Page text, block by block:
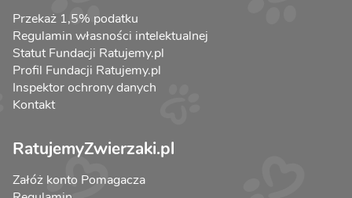
Przekaż 1,5% podatku
Regulamin własności intelektualnej
Statut Fundacji Ratujemy.pl
Profil Fundacji Ratujemy.pl
Inspektor ochrony danych
Kontakt
RatujemyZwierzaki.pl
Załóż konto Pomagacza